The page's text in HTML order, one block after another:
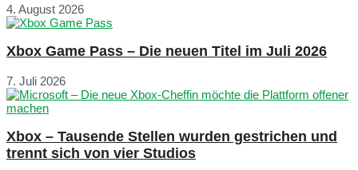
4. August 2026
Xbox Game Pass – Die neuen Titel im Juli 2026
7. Juli 2026
Xbox – Tausende Stellen wurden gestrichen und
trennt sich von vier Studios